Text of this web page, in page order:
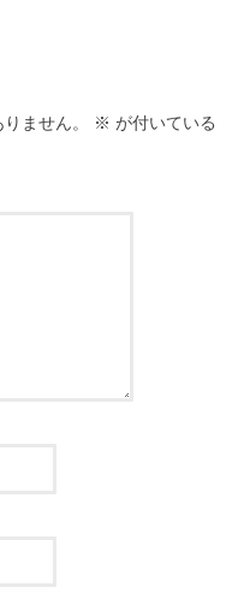
ません。 ※ が付いている